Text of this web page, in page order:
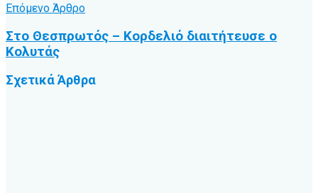
Επόμενο Άρθρο
Στο Θεσπρωτός – Κορδελιό διαιτήτευσε ο
Κολυτάς
ΣχετικάΆρθρα